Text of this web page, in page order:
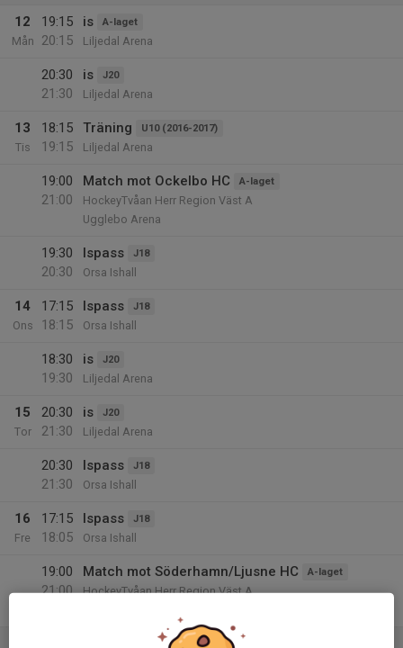
12
Mån
19:15
20:15
is A-laget
Liljedal Arena
20:30
21:30
is J20
Liljedal Arena
13
Tis
18:15
19:15
Träning U10 (2016-2017)
Liljedal Arena
19:00
21:00
Match mot Ockelbo HC A-laget
HockeyTvåan Herr Region Väst A
Ugglebo Arena
19:30
20:30
Ispass J18
Orsa Ishall
14
Ons
17:15
18:15
Ispass J18
Orsa Ishall
18:30
19:30
is J20
Liljedal Arena
15
Tor
20:30
21:30
is J20
Liljedal Arena
20:30
21:30
Ispass J18
Orsa Ishall
16
Fre
17:15
18:05
Ispass J18
Orsa Ishall
19:00
21:00
Match mot Söderhamn/Ljusne HC A-laget
HockeyTvåan Herr Region Väst A
Match mot Falu IF3 U10 (2016-2017)